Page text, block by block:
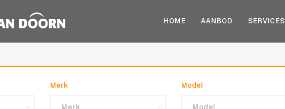
HOME AANBOD SERVICES
Merk Model